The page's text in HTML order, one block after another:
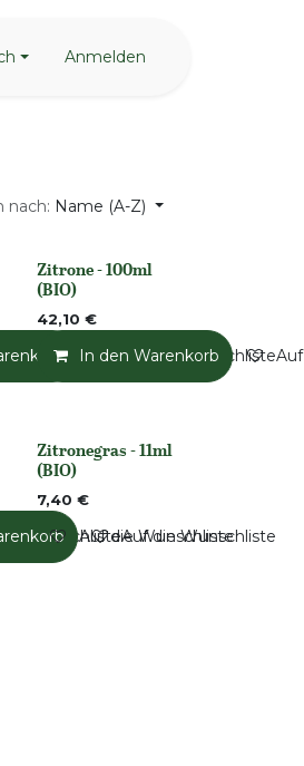
Anmelden
nach: Name (A-Z)
WunschlisteAuf die Wunschliste
None
Zitrone - 100ml
(BIO)
42,10 €
In den Warenkorb
WunschlisteAuf die Wunschliste
None
Zitronegras - 11ml
(BIO)
7,40 €
Auf die Wunschliste